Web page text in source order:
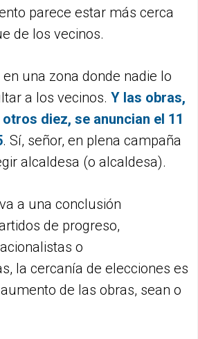
parece estar más cerca
de los vecinos.
una zona donde nadie lo
a los vecinos. Y las obras,
diez, se anuncian el 11
. Sí, señor, en plena campaña
alcaldesa (o alcaldesa).
a una conclusión
de progreso,
o
la cercanía de elecciones es
de las obras, sean o